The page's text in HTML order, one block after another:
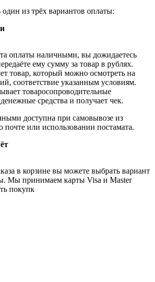
из трёх вариантов оплаты:
оплаты наличными, вы дожидаетесь
ему сумму за товар в рублях.
товар, который можно осмотреть на
соответствие указанным условиям.
товаросопроводительные
средства и получает чек.
доступна при самовывозе из
почте или использовании постамата.
в корзине вы можете выбрать вариант
Мы принимаем карты Visa и Master
покупк